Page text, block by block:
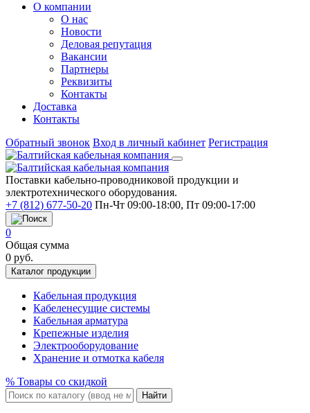
О компании
О нас
Новости
Деловая репутация
Вакансии
Партнеры
Реквизиты
Контакты
Доставка
Контакты
Обратный звонок Вход в личный кабинет Регистрация
Поставки кабельно-проводниковой продукции и
электротехнического оборудования.
+7 (812) 677-50-20 Пн-Чт 09:00-18:00, Пт 09:00-17:00
0
Общая сумма
0 руб.
Каталог продукции
Кабельная продукция
Кабеленесущие системы
Кабельная арматура
Крепежные изделия
Электрооборудование
Хранение и отмотка кабеля
% Товары со скидкой
Найти